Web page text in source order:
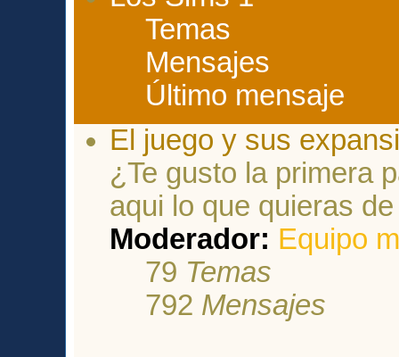
Temas
Mensajes
Último mensaje
El juego y sus
¿Te gusto la primera
aqui lo que quieras
Moderador: Equipo
79 Temas
792 Mensajes